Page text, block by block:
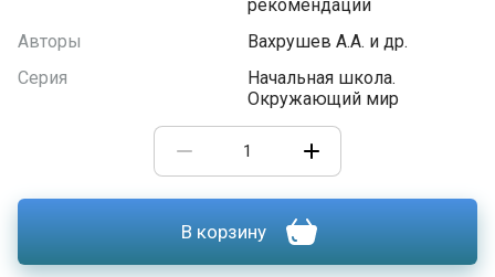
рекомендации
Авторы
Вахрушев А.А. и др.
Серия
Начальная школа.
Окружающий мир
В корзину